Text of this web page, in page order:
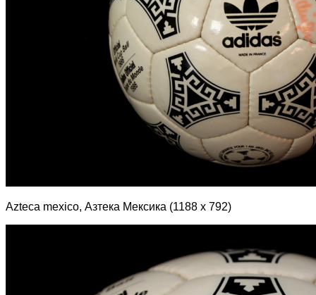
Azteca mexico, Азтека Мексика (1188 х 792)